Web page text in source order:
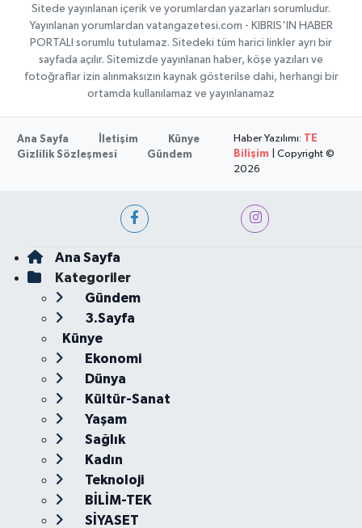
Sitede yayınlanan içerik ve yorumlardan yazarları sorumludur.
Yayınlanan yorumlardan vatangazetesi.com - KIBRIS'IN HABER
PORTALI sorumlu tutulamaz. Sitedeki tüm harici linkler ayrı bir
sayfada açılır. Sitemizde yayınlanan haber, köşe yazıları ve
fotoğraflar izin alınmaksızın kaynak gösterilse dahi, herhangi bir
ortamda kullanılamaz ve yayınlanamaz
Ana Sayfa İletişim
Künye
Gizlilik Sözleşmesi
Gündem
Haber Yazılımı: TE
Bilişim | Copyright ©
2026
Ana Sayfa
Kategoriler
Gündem
3.Sayfa
Künye
Ekonomi
Dünya
Kültür-Sanat
Yaşam
Sağlık
Kadın
Teknoloji
BİLİM-TEK
SİYASET